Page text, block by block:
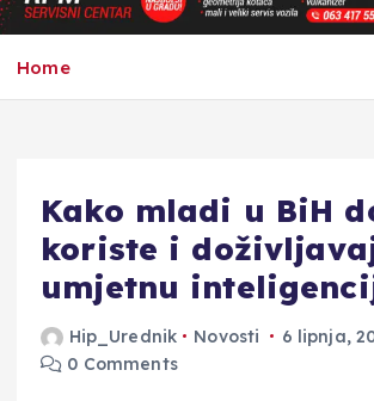
e
Home
Kako mladi u BiH
koriste i
umjetnu
Hip_Urednik Novosti
6 lipnja,
0 Comments